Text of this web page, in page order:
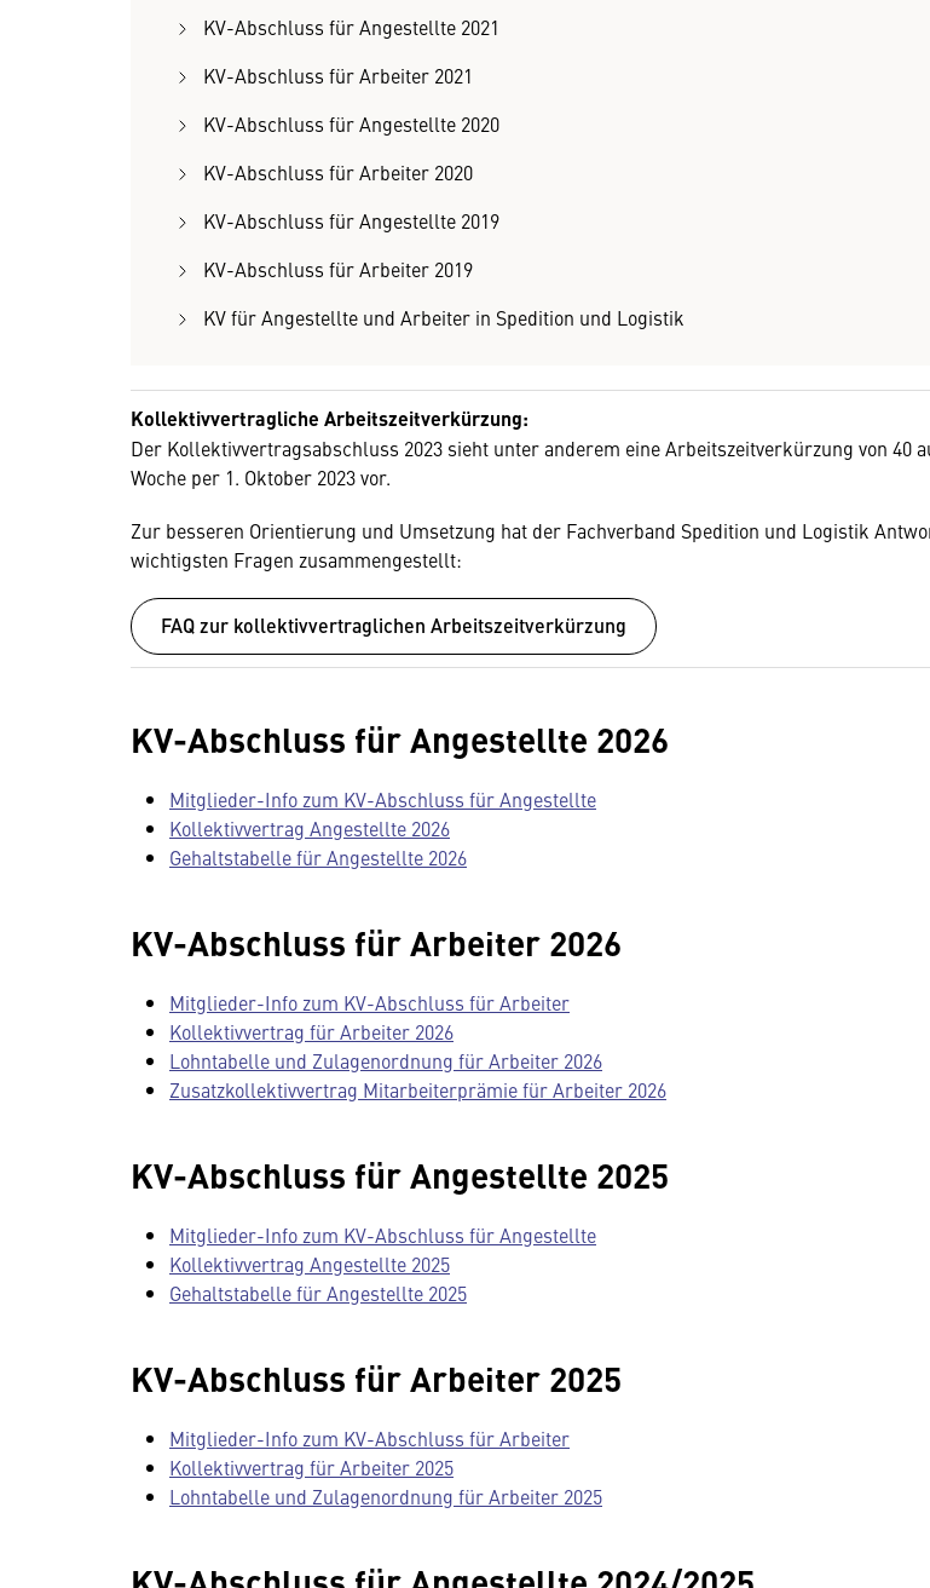
KV-Abschluss für Angestellte 2021
KV-Abschluss für Arbeiter 2021
KV-Abschluss für Angestellte 2020
KV-Abschluss für Arbeiter 2020
KV-Abschluss für Angestellte 2019
KV-Abschluss für Arbeiter 2019
KV für Angestellte und Arbeiter in Spedition und Logistik
Kollektivvertragliche Arbeitszeitverkürzung:
Der Kollektivvertragsabschluss 2023 sieht unter anderem eine Arbeitszeitverkürzung von 40
Woche per 1. Oktober 2023 vor.
Zur besseren Orientierung und Umsetzung hat der Fachverband Spedition und Logistik
wichtigsten Fragen zusammengestellt:
FAQ zur kollektivvertraglichen Arbeitszeitverkürzung
KV-Abschluss für Angestellte 2026
Mitglieder-Info zum KV-Abschluss für Angestellte
Kollektivvertrag Angestellte 2026
Gehaltstabelle für Angestellte 2026
KV-Abschluss für Arbeiter 2026
Mitglieder-Info zum KV-Abschluss für Arbeiter
Kollektivvertrag für Arbeiter 2026
Lohntabelle und Zulagenordnung für Arbeiter 2026
Zusatzkollektivvertrag Mitarbeiterprämie für Arbeiter 2026
KV-Abschluss für Angestellte 2025
Mitglieder-Info zum KV-Abschluss für Angestellte
Kollektivvertrag Angestellte 2025
Gehaltstabelle für Angestellte 2025
KV-Abschluss für Arbeiter 2025
Mitglieder-Info zum KV-Abschluss für Arbeiter
Kollektivvertrag für Arbeiter 2025
Lohntabelle und Zulagenordnung für Arbeiter 2025